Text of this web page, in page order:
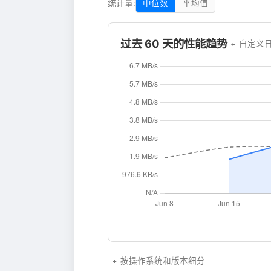
统计量: 中位数 平均值
过去 60 天的性能趋势 自定义
按操作系统和版本细分